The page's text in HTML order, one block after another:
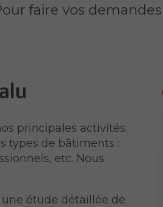
faire vos
principales activités.
types de bâtiments :
etc. Nous
étude détaillée de